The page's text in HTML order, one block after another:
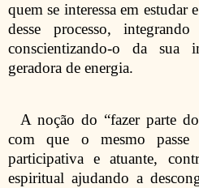
quem se interessa em estudar
desse processo,
conscientizando-o da sua
geradora de energia.
A noção do “fazer parte
com que o mesmo
participativa e atuante,
espiritual ajudando a